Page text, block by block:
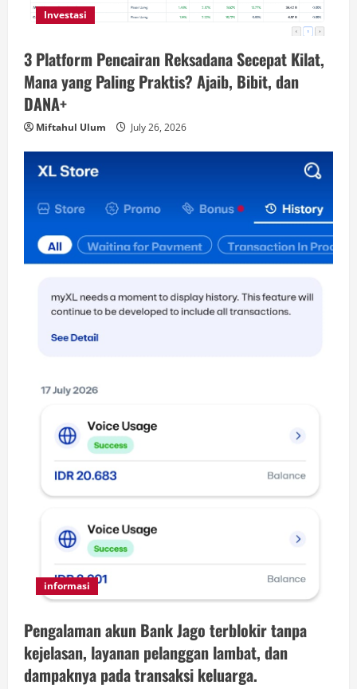
Investasi
3 Platform Pencairan Reksadana Secepat Kilat,
Mana yang Paling Praktis? Ajaib, Bibit, dan
DANA+
Miftahul Ulum July 26, 2026
informasi
Pengalaman akun Bank Jago terblokir tanpa
kejelasan, layanan pelanggan lambat, dan
dampaknya pada transaksi keluarga.